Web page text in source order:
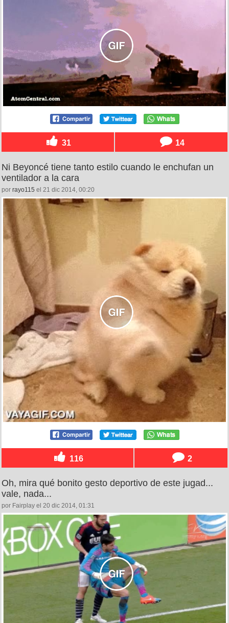
31 14
Ni Beyoncé tiene tanto estilo cuando le enchufan un
ventilador a la cara
por rayo115 el 21 dic 2014, 00:20
116 2
Oh, mira qué bonito gesto deportivo de este jugad...
vale, nada...
por Fairplay el 20 dic 2014, 01:31